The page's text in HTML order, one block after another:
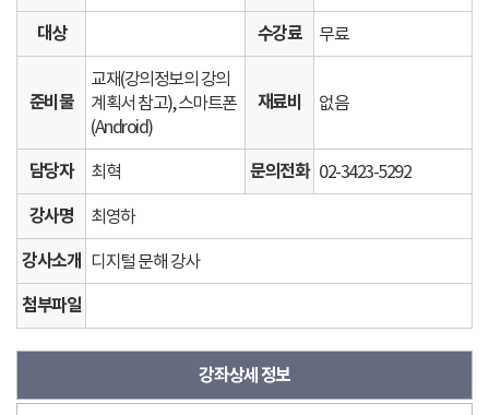
대상 수강료 무료
준비물
교재(강의정보의 강의
계획서 참고), 스마트폰
(Android)
재료비 없음
담당자 최혁 문의전화 02-3423-5292
강사명 최영하
강사소개 디지털 문해 강사
첨부파일
강좌상세 정보